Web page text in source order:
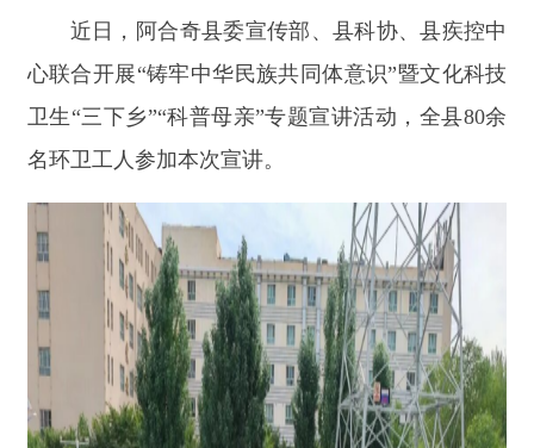
名环卫工人参加本次宣讲。